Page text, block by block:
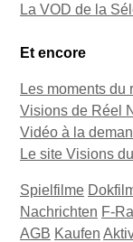
La VOD de la
Et encore
Les moments du
Visions de Réel
Vidéo à la
Le site Visions
Spielfilme
Nachrichten F-
AGB Kaufen